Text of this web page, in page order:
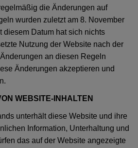
die Änderungen auf
wurden zuletzt am 8. November
diesem Datum hat sich nichts
Nutzung der Website nach der
an diesen Regeln
Änderungen akzeptieren und
WEBSITE-INHALTEN
unterhält diese Website und ihre
Information, Unterhaltung und
das auf der Website angezeigte